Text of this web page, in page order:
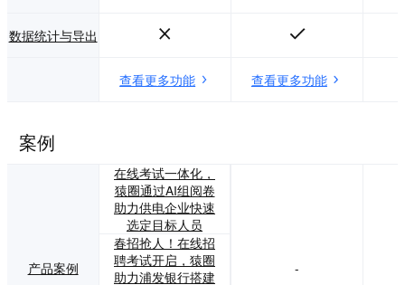
数据统计与导出
查看更多功能 查看更多功能
案例
产品案例
在线考试一体化，
猿圈通过AI组阅卷
助力供电企业快速
选定目标人员
春招抢人！在线招
聘考试开启，猿圈
助力浦发银行搭建
-